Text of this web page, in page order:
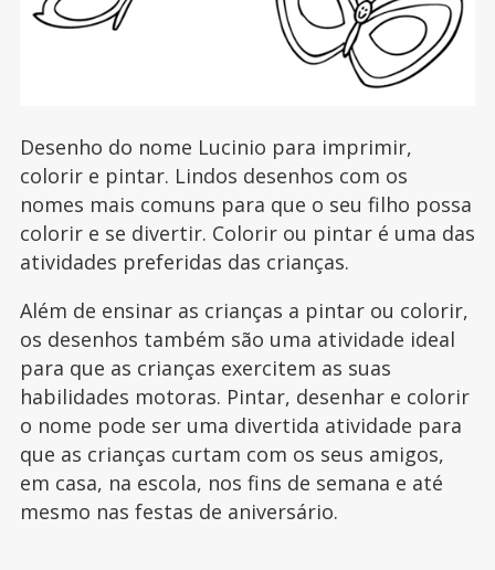
Desenho do nome Lucinio para imprimir,
colorir e pintar. Lindos desenhos com os
nomes mais comuns para que o seu filho possa
colorir e se divertir. Colorir ou pintar é uma das
atividades preferidas das crianças.
Além de ensinar as crianças a pintar ou colorir,
os desenhos também são uma atividade ideal
para que as crianças exercitem as suas
habilidades motoras. Pintar, desenhar e colorir
o nome pode ser uma divertida atividade para
que as crianças curtam com os seus amigos,
em casa, na escola, nos fins de semana e até
mesmo nas festas de aniversário.